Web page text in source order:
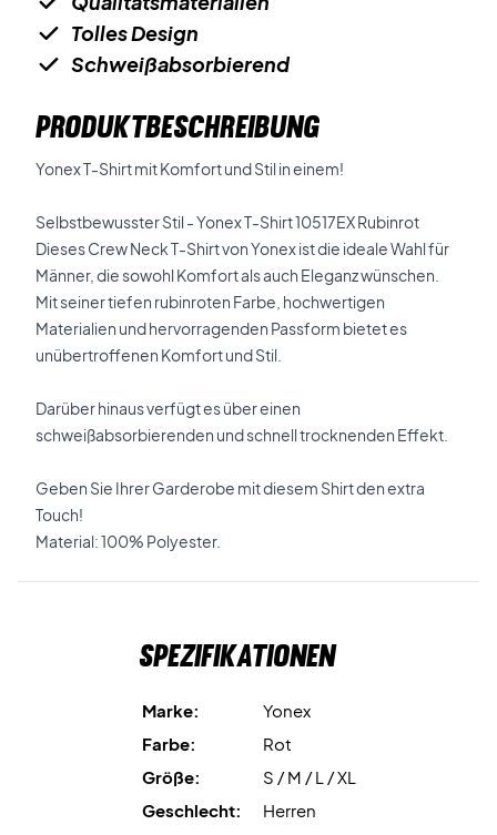
Tolles Design
Schweißabsorbierend
PRODUKTBESCHREIBUNG
Yonex T-Shirt mit Komfort und Stil in einem!
Selbstbewusster Stil - Yonex T-Shirt 10517EX Rubinrot
Dieses Crew Neck T-Shirt von Yonex ist die ideale Wahl für
Männer, die sowohl Komfort als auch Eleganz wünschen.
Mit seiner tiefen rubinroten Farbe, hochwertigen
Materialien und hervorragenden Passform bietet es
unübertroffenen Komfort und Stil.
Darüber hinaus verfügt es über einen
schweißabsorbierenden und schnell trocknenden Effekt.
Geben Sie Ihrer Garderobe mit diesem Shirt den extra
Touch!
Material: 100% Polyester.
Spezifikationen
Marke:
Yonex
Farbe:
Rot
Größe:
S / M / L / XL
Geschlecht:
Herren